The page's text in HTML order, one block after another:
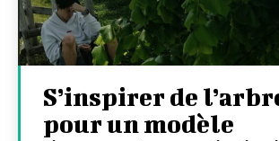
S’inspirer de
pour un modèle